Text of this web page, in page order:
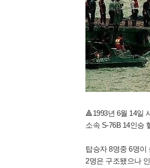
🔺️1993년 6월 14일
소속 S-76B 14인승
탑승자 8명중 6명이
2명은 구조됐으나